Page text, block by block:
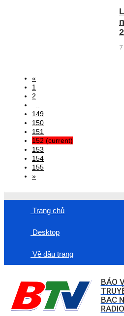
«
1
2
149
150
151
152 (current)
153
154
155
»
Trang chủ
Desktop
Về đầu trang
BÁO
BAC